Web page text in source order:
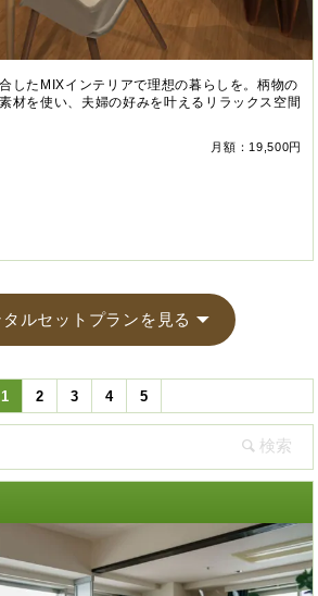
したMIXインテリアで理想の暮らしを。柄物の
材を使い、夫婦の好みを叶えるリラックス空間
月額：19,500円
ルセットプランを見る
1 2 3 4 5